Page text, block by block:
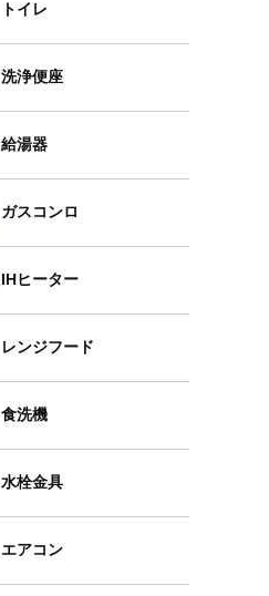
トイレ
洗浄便座
給湯器
ガスコンロ
IHヒーター
レンジフード
食洗機
水栓金具
エアコン